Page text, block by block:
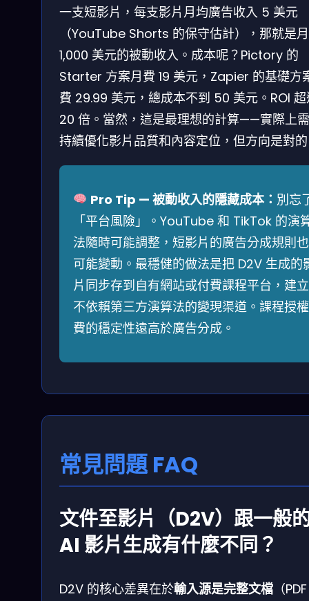
一支短影片，每支影片月均廣告收入 5 美元
（YouTube Shorts 的保守估計），那就是
1,000 美元的被動收入。成本呢？Pictory 的
Starter 方案月費 19 美元，Zapier 的基礎方
費 29.99 美元，總成本不到 50 美元。ROI
20 倍。當然，這是最理想的計算——實際上
持續優化影片品質和內容定位，但方向是對
Pro Tip — 被動收入的隱藏成本： 別忘
「平台風險」。YouTube 和 TikTok 的演
法隨時可能調整，短影片的廣告分成規則也
可能變動。最穩健的做法是把 D2V 生成的
片同步存到自有網站或付費課程平台，建立
不依賴第三方演算法的變現渠道。課程授權
費的穩定性遠高於廣告分成。
常見問題 FAQ
文件至影片（D2V）跟一般
AI 影片生成有什麼不同？
D2V 的核心差異在於輸入源是完整文檔 （